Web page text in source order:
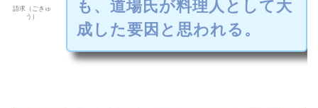
語求（ごきゅ
う）
も、道場氏が料理人として大
成した要因と思われる。